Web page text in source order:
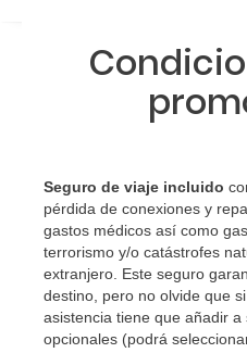
RESERVAR ¿Cómo puedo
paquete vacacional en la
sabré si se confirma el
¿Cómo sé si hay plazas
quiero al hacer mi
Si tengo los traslados
Seguro de viaje incluido
pérdida de conexiones y
gastos médicos así como
terrorismo y/o catástrofes
extranjero. Este seguro
destino, pero no olvide que
asistencia tiene que añadir
opcionales (podrá